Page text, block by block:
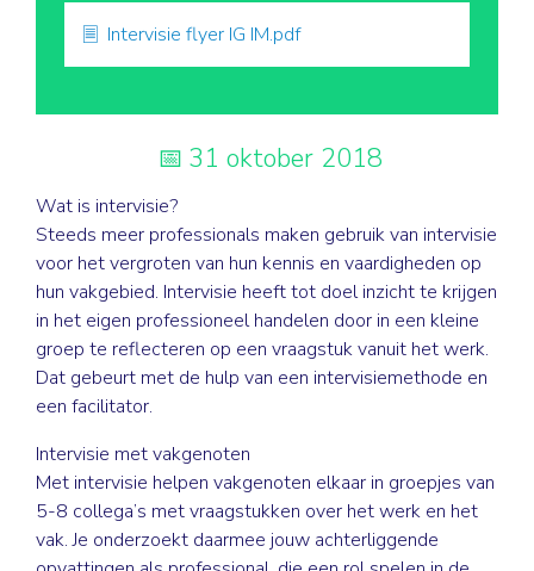
Intervisie flyer IG IM.pdf
31 oktober 2018
Wat is intervisie?
Steeds meer professionals maken gebruik van intervisie
voor het vergroten van hun kennis en vaardigheden op
hun vakgebied. Intervisie heeft tot doel inzicht te krijgen
in het eigen professioneel handelen door in een kleine
groep te reflecteren op een vraagstuk vanuit het werk.
Dat gebeurt met de hulp van een intervisiemethode en
een facilitator.
Intervisie met vakgenoten
Met intervisie helpen vakgenoten elkaar in groepjes van
5-8 collega’s met vraagstukken over het werk en het
vak. Je onderzoekt daarmee jouw achterliggende